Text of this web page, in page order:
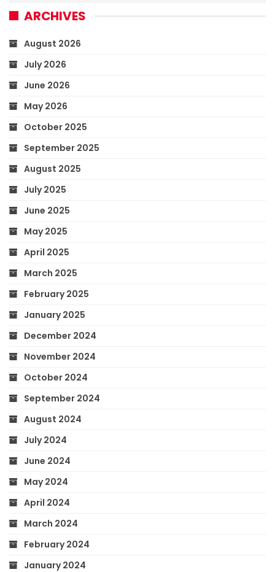
ARCHIVES
August 2026
July 2026
June 2026
May 2026
October 2025
September 2025
August 2025
July 2025
June 2025
May 2025
April 2025
March 2025
February 2025
January 2025
December 2024
November 2024
October 2024
September 2024
August 2024
July 2024
June 2024
May 2024
April 2024
March 2024
February 2024
January 2024